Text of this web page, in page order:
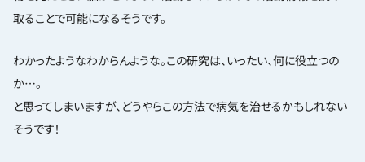
取ることで可能になるそうです。
わかったようなわからんような。この研究は、いったい、何に役立つの
か…。
と思ってしまいますが、どうやらこの方法で病気を治せるかもしれない
そうです！